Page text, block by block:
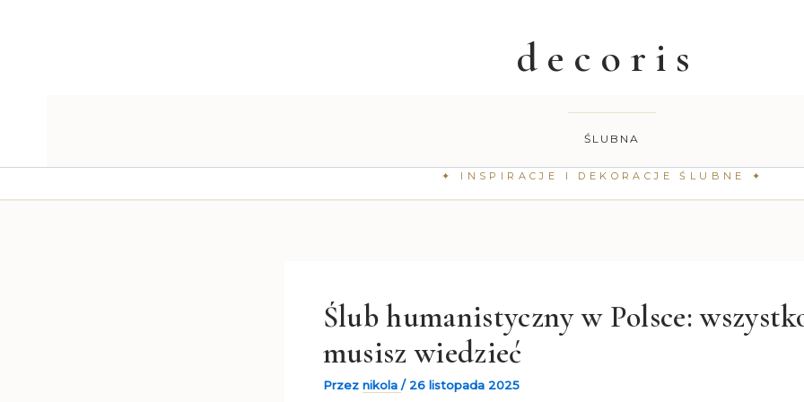
ŚLUBNA
Ślub humanistyczny w Polsce:
musisz wiedzieć
Przez nikola /26 listopada 2025